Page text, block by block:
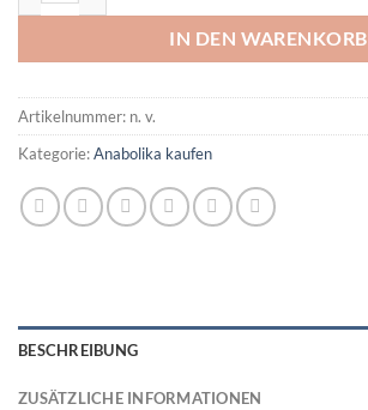
IN DEN WARENKORB
Artikelnummer: n. v.
Kategorie:Anabolika kaufen
BESCHREIBUNG
ZUSÄTZLICHE INFORMATIONEN